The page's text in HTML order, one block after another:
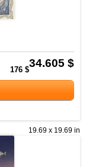
34.605 $
176 $
19.69 x 19.69 in